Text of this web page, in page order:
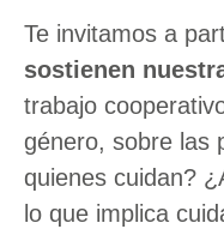
Te invitamos a
sostienen
trabajo
género, sobre las
quienes cuidan?
lo que implica